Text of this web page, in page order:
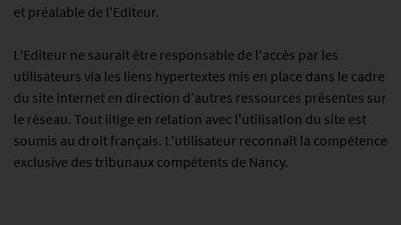
et préalable de l'Editeur.
L'Editeur ne saurait être responsable de l'accès par les
utilisateurs via les liens hypertextes mis en place dans le cadre
du site internet en direction d'autres ressources présentes sur
le réseau. Tout litige en relation avec l'utilisation du site est
soumis au droit français. L'utilisateur reconnaît la compétence
exclusive des tribunaux compétents de Nancy.